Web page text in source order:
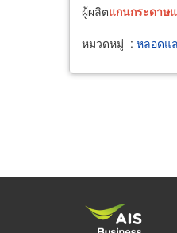
ผู้ผลิตแกนกระดาษ
หมวดหมู่ : หลอดแ